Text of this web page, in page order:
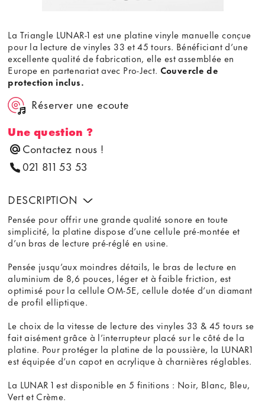
La Triangle LUNAR-1 est une platine vinyle manuelle conçue
pour la lecture de vinyles 33 et 45 tours. Bénéficiant d’une
excellente qualité de fabrication, elle est assemblée en
Europe en partenariat avec Pro-Ject. Couvercle de
protection inclus.
Réserver une ecoute
Une question ?
Contactez nous !
021 811 53 53
DESCRIPTION
Pensée pour offrir une grande qualité sonore en toute
simplicité, la platine dispose d’une cellule pré-montée et
d’un bras de lecture pré-réglé en usine.
Pensée jusqu’aux moindres détails, le bras de lecture en
aluminium de 8,6 pouces, léger et à faible friction, est
optimisé pour la cellule OM-5E, cellule dotée d’un diamant
de profil elliptique.
Le choix de la vitesse de lecture des vinyles 33 & 45 tours se
fait aisément grâce à l’interrupteur placé sur le côté de la
platine. Pour protéger la platine de la poussière, la LUNAR1
est équipée d’un capot en acrylique à charnières réglables.
La LUNAR 1 est disponible en 5 finitions : Noir, Blanc, Bleu,
Vert et Crème.